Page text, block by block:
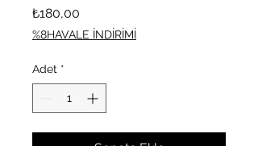
₺180,00
%8HAVALE İNDİRİMİ
Adet *